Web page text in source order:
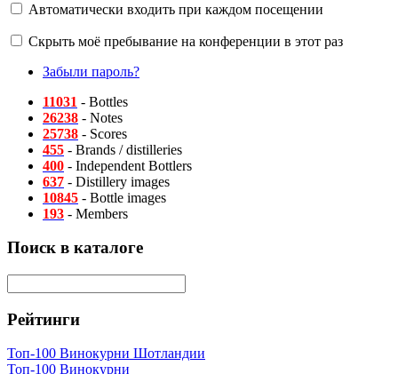
Автоматически входить при каждом посещении
Скрыть моё пребывание на конференции в этот раз
Забыли пароль?
11031 - Bottles
26238 - Notes
25738 - Scores
455 - Brands / distilleries
400 - Independent Bottlers
637 - Distillery images
10845 - Bottle images
193 - Members
Поиск в каталоге
Рейтинги
Топ-100 Винокурни Шотландии
Топ-100 Винокурни